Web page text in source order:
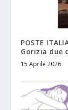
POSTE
Gorizia due
15 Aprile 2026